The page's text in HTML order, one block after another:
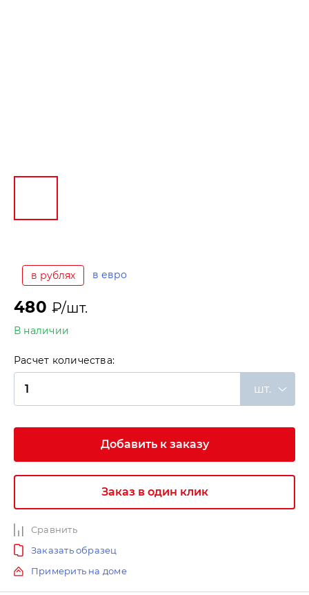
в рублях в евро
480₽/шт.
В наличии
Расчет количества:
шт.
Добавить к заказу
Заказ в один клик
Сравнить
Заказать образец
Примерить на доме